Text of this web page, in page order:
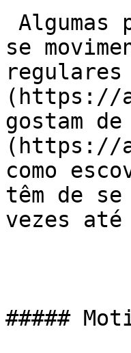
se
(https://
gostam
(https://
como
têm de
vezes até
#####